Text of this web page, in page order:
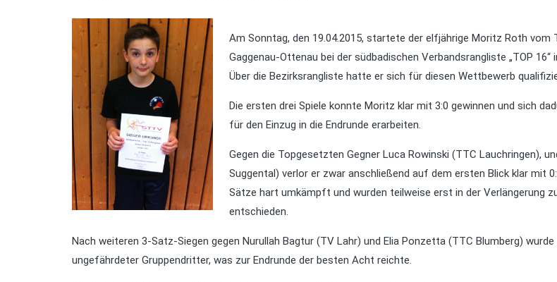
Am Sonntag, den 19.04.2015, startete der elfjährige Moritz Roth vom
Gaggenau-Ottenau bei der südbadischen Verbandsrangliste „TOP 16“
Über die Bezirksrangliste hatte er sich für diesen Wettbewerb
Die ersten drei Spiele konnte Moritz klar mit 3:0 gewinnen und sich
für den Einzug in die Endrunde erarbeiten.
Gegen die Topgesetzten Gegner Luca Rowinski (TTC Lauchringen),
Suggental) verlor er zwar anschließend auf dem ersten Blick klar mit
Sätze hart umkämpft und wurden teilweise erst in der Verlängerung
entschieden.
Nach weiteren 3-Satz-Siegen gegen Nurullah Bagtur (TV Lahr) und Elia Ponzetta (TTC Blumberg)
ungefährdeter Gruppendritter, was zur Endrunde der besten Acht reichte.